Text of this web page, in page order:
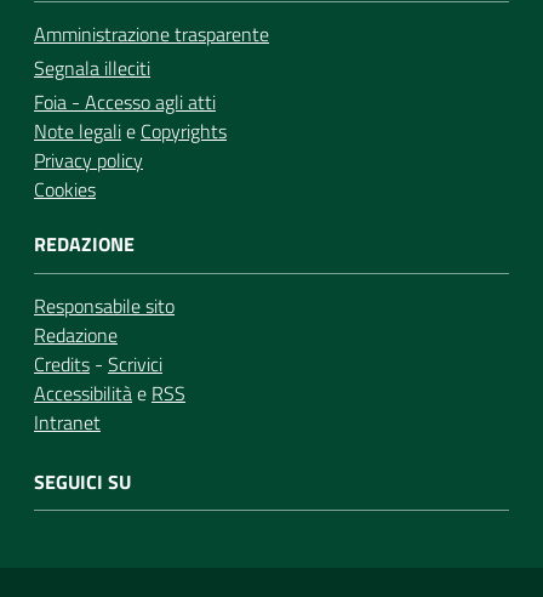
Amministrazione trasparente
Segnala illeciti
Foia - Accesso agli atti
Note legalie Copyrights
Privacy policy
Cookies
REDAZIONE
Responsabile sito
Redazione
Credits - Scrivici
Accessibilitàe RSS
Intranet
SEGUICI SU